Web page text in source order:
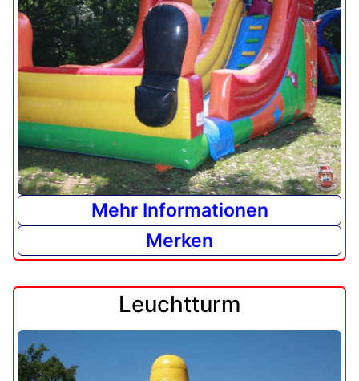
Mehr Informationen
Merken
Leuchtturm